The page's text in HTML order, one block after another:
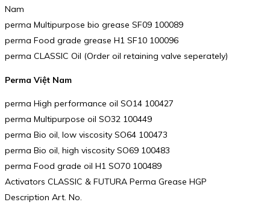
Nam
perma Multipurpose bio grease SF09 100089
perma Food grade grease H1 SF10 100096
perma CLASSIC Oil (Order oil retaining valve seperately)
Perma Việt Nam
perma High performance oil SO14 100427
perma Multipurpose oil SO32 100449
perma Bio oil, low viscosity SO64 100473
perma Bio oil, high viscosity SO69 100483
perma Food grade oil H1 SO70 100489
Activators CLASSIC & FUTURA Perma Grease HGP
Description Art. No.